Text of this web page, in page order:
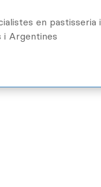
en pastisseria i
i Argentines